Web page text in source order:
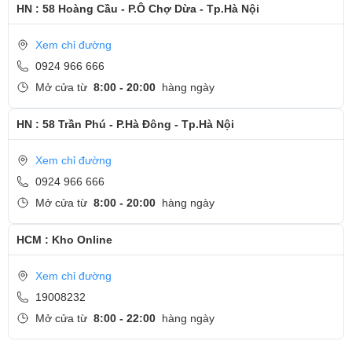
Hiệu năng
HP Omen Series được trang bị các bộ vi xử lý Intel Core hoặc AMD
Ryzen thế hệ mới nhất, kết hợp với card đồ họa NVIDIA GeForce
hoặc AMD Radeon. Điều này đảm bảo khả năng xử lý mượt mà
cho cả những trò chơi yêu cầu đồ họa cao và các tác vụ nặng như
chỉnh sửa video hoặc thiết kế 3D. Dung lượng RAM thường từ
HN : 58 Hoàng Cầu - P.Ô Chợ Dừa - Tp.Hà Nội
Xem chỉ đường
0924 966 666
Mở cửa từ 8:00 - 20:00 hàng ngày
HN : 58 Trần Phú - P.Hà Đông - Tp.Hà Nội
Xem chỉ đường
0924 966 666
Mở cửa từ 8:00 - 20:00 hàng ngày
HCM : Kho Online
Xem chỉ đường
19008232
Mở cửa từ 8:00 - 22:00 hàng ngày